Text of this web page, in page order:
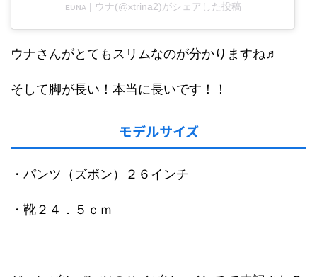
ᴇᴜɴᴀ | ウナ(@xtrina2)がシェアした投稿
ウナさんがとてもスリムなのが分かりますね♬
そして脚が長い！本当に長いです！！
モデルサイズ
・パンツ（ズボン）２６インチ
・靴２４．５ｃｍ